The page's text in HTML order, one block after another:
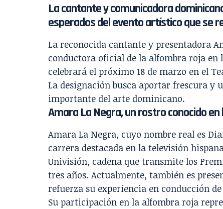
La cantante y comunicadora
esperados del evento artístico que se
La reconocida cantante y presentadora
conductora oficial de la alfombra roja en
celebrará el próximo 18 de marzo en el
La designación busca aportar frescura
importante del arte dominicano.
Amara La Negra, un rostro conocido
Amara La Negra, cuyo nombre real es
carrera destacada en la televisión
Univisión, cadena que transmite los
tres años. Actualmente, también es
refuerza su experiencia en conducción
Su participación en la alfombra roja